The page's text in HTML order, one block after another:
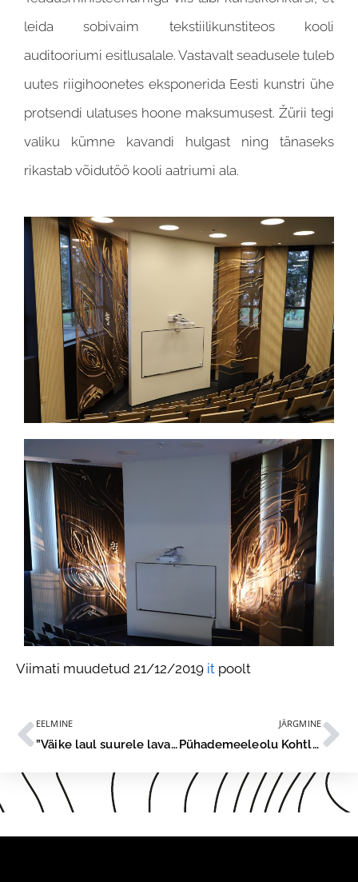
leida sobivaim tekstiilikunstiteos kooli
auditooriumi esitlusalale. Vastavalt seadusele tuleb
uutes riigihoonetes eksponerida Eesti kunstri ühe
protsendi ulatuses hoone maksumusest. Žürii tegi
valiku kümne kavandi hulgast ning tänaseks
rikastab võidutöö kooli aatriumi ala.
Viimati muudetud 21/12/2019 it poolt
EELMINE
”Väike laul suurele lavale” täitis Jõhvi Kontserdimaja emotsioonidega
JÄRGMINE
Pühademeeleolu Kohtla-Järve Gümnaasiumis